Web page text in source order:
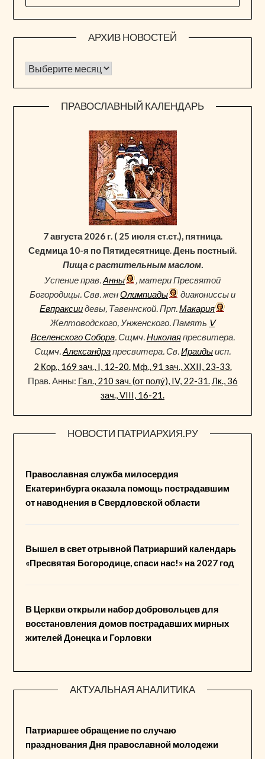
АРХИВ НОВОСТЕЙ
Архив новостей
ПРАВОСЛАВНЫЙ КАЛЕНДАРЬ
7 августа 2026 г. ( 25 июля ст.ст.), пятница.
Седмица 10-я по Пятидесятнице. День постный.
Пища с растительным маслом.
Успение прав.Анны
, матери Пресвятой
Богородицы. Свв. женОлимпиады
диакониссы и
Евпраксиидевы, Тавеннской. Прп.Макария
Желтоводского, Унженского. Память V
Вселенского Собора. Сщмч.Николаяпресвитера.
Сщмч.Александрапресвитера. Св.Ираидыисп.
2 Кор., 169 зач., I, 12-20. Мф., 91 зач., XXII, 23-33.
Прав. Анны: Гал., 210 зач. (от полу́), IV, 22-31.Лк., 36
зач., VIII, 16-21.
НОВОСТИ ПАТРИАРХИЯ.РУ
Православная служба милосердия
Екатеринбурга оказала помощь пострадавшим
от наводнения в Свердловской области
Вышел в свет отрывной Патриарший календарь
«Пресвятая Богородице, спаси нас!» на 2027 год
В Церкви открыли набор добровольцев для
восстановления домов пострадавших мирных
жителей Донецка и Горловки
АКТУАЛЬНАЯ АНАЛИТИКА
Патриаршее обращение по случаю
празднования Дня православной молодежи